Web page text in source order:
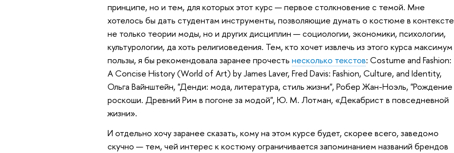
принципе, но и тем, для которых этот курс — первое столкновение с темой. Мне
хотелось бы дать студентам инструменты, позволяющие думать о костюме в контексте
не только теории моды, но и других дисциплин — социологии, экономики, психологии,
культурологии, да хоть религиоведения. Тем, кто хочет извлечь из этого курса максимум
пользы, я бы рекомендовала заранее прочесть несколько текстов: Costume and Fashion:
A Concise History (World of Art) by James Laver, Fred Davis: Fashion, Culture, and Identity,
Ольга Вайнштейн, "Денди: мода, литература, стиль жизни", Робер Жан-Ноэль, "Рождение
роскоши. Древний Рим в погоне за модой", Ю. М. Лотман, «Декабрист в повседневной
жизни».
И отдельно хочу заранее сказать, кому на этом курсе будет, скорее всего, заведомо
скучно — тем, чей интерес к костюму ограничивается запоминанием названий брендов